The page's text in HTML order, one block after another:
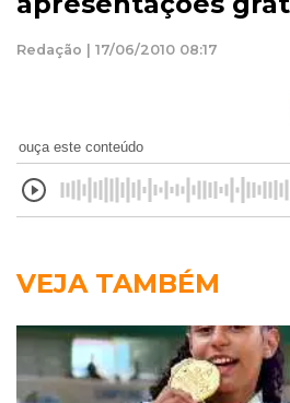
Redação | 17/06/2010 08:17
ouça este conteúdo
VEJA TAMBÉM